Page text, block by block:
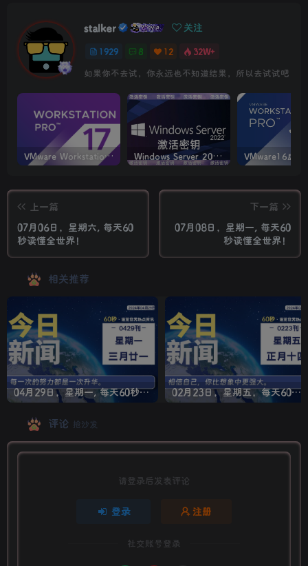
stalker 关注
1929 8 12
32W+
如果你不去试，你永远也不知道结果，所以去试试吧
VMware Workstation PRO v17.6.4 正式版_虚拟机(带激活密钥) Windows Server 2022激活密钥 2024 5月更新
上一篇
07月06日，星期六, 每天60
秒读懂全世界！
下一篇
07月08日，星期一, 每天60
秒读懂全世界！
相关推荐
04月29日，星期一, 每天60秒读懂全世界！ 02月23日，星期五，每天60秒读懂全世界！
评论 抢沙发
请登录后发表评论
登录 注册
社交账号登录